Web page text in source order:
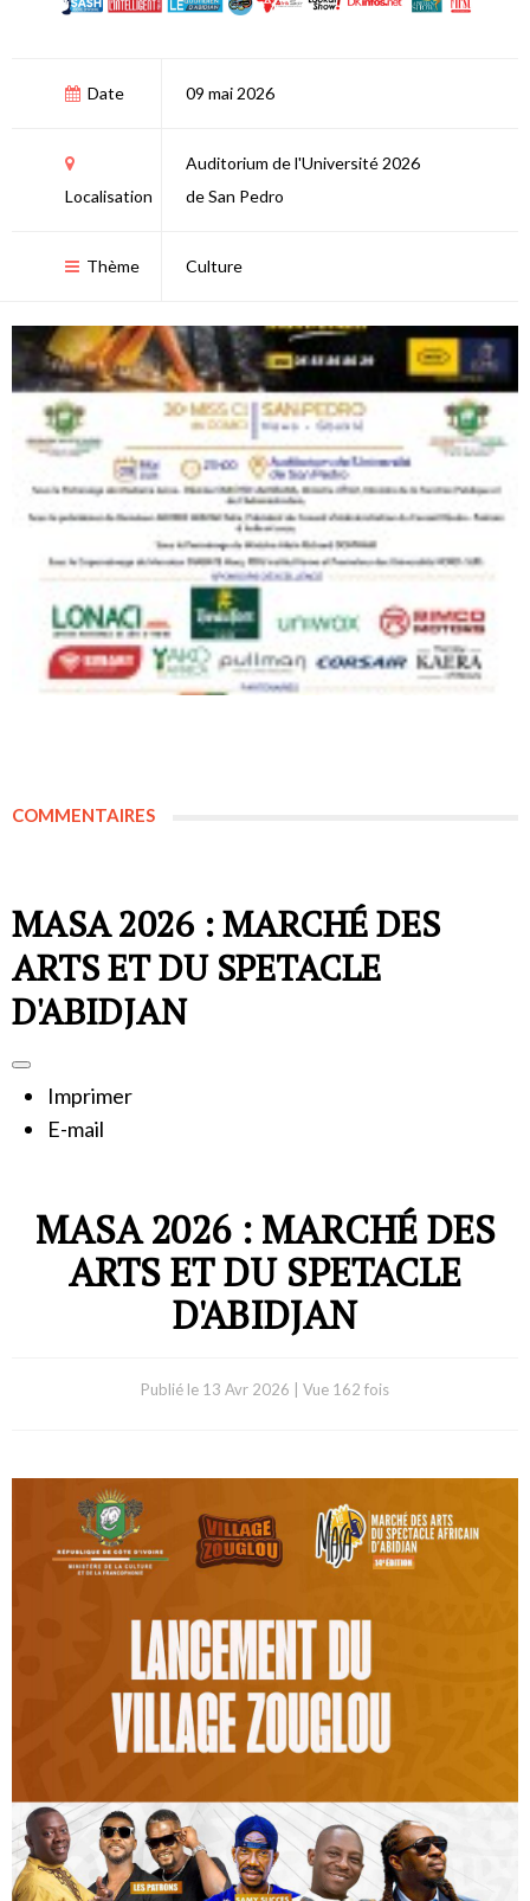
Date 09 mai 2026
Localisation
Auditorium de l'Université 2026
de San Pedro
Thème Culture
COMMENTAIRES
MASA 2026 : MARCHÉ DES
ARTS ET DU SPETACLE
D'ABIDJAN
Imprimer
E-mail
MASA 2026 : MARCHÉ DES
ARTS ET DU SPETACLE
D'ABIDJAN
Publié le 13 Avr 2026 Vue 162 fois